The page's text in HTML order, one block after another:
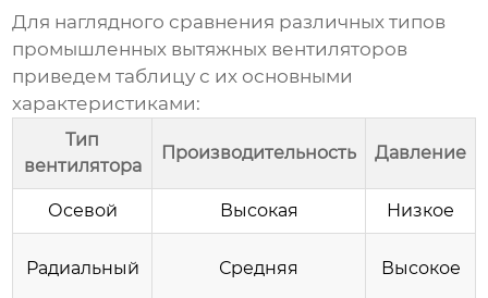
Для наглядного сравнения различных типов
промышленных вытяжных вентиляторов
приведем таблицу с их основными
характеристиками:
Тип
вентилятора
Производительность Давление
Осевой Высокая Низкое
Радиальный Средняя Высокое